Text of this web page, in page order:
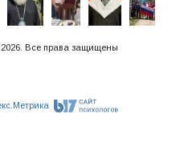
, 2026. Все права защищены